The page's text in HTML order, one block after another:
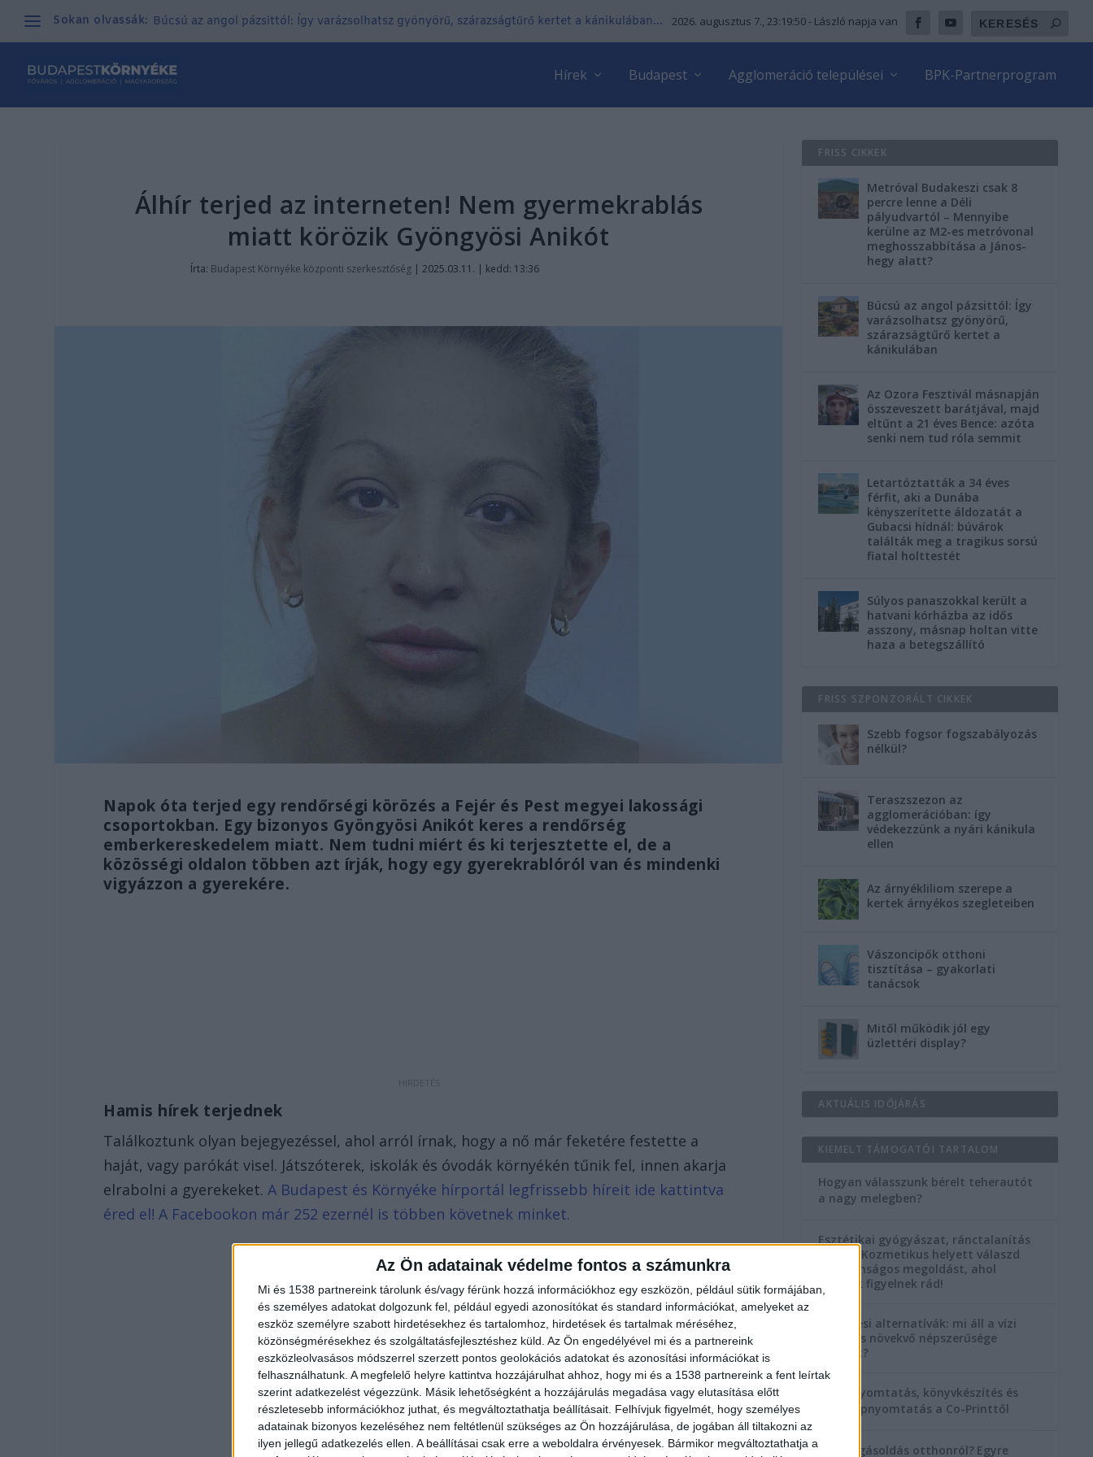
Az Ön adatainak védelme fontos a számunkra
Mi és 1538 partnereink tárolunk és/vagy férünk hozzá információkhoz egy eszközön, például sütik formájában,
és személyes adatokat dolgozunk fel, például egyedi azonosítókat és standard információkat, amelyeket az
eszköz személyre szabott hirdetésekhez és tartalomhoz, hirdetések és tartalmak méréséhez,
közönségmérésekhez és szolgáltatásfejlesztéshez küld. Az Ön engedélyével mi és a partnereink
eszközleolvasásos módszerrel szerzett pontos geolokációs adatokat és azonosítási információkat is
felhasználhatunk. A megfelelő helyre kattintva hozzájárulhat ahhoz, hogy mi és a 1538 partnereink a fent leírtak
szerint adatkezelést végezzünk. Másik lehetőségként a hozzájárulás megadása vagy elutasítása előtt
részletesebb információkhoz juthat, és megváltoztathatja beállításait. Felhívjuk figyelmét, hogy személyes
adatainak bizonyos kezeléséhez nem feltétlenül szükséges az Ön hozzájárulása, de jogában áll tiltakozni az
ilyen jellegű adatkezelés ellen. A beállításai csak erre a weboldalra érvényesek. Bármikor megváltoztathatja a
Sokan olvassák: Búcsú az angol pázsittól: Így varázsolhatsz gyönyörű, szárazságtűrő kertet a kánikulában... 2026. augusztus 7., 23:19:51 - László napja van
Hírek Budapest Agglomeráció települései BPK-Partnerprogram
Álhír terjed az interneten! Nem gyermekrablás
miatt körözik Gyöngyösi Anikót
Írta: Budapest Környéke központi szerkesztőség| 2025.03.11. | kedd: 13:36
Napok óta terjed egy rendőrségi körözés a Fejér és Pest megyei lakossági
csoportokban. Egy bizonyos Gyöngyösi Anikót keres a rendőrség
emberkereskedelem miatt. Nem tudni miért és ki terjesztette el, de a
közösségi oldalon többen azt írják, hogy egy gyerekrablóról van és mindenki
vigyázzon a gyerekére.
Hamis hírek terjednek
Találkoztunk olyan bejegyezéssel, ahol arról írnak, hogy a nő már feketére festette a
haját, vagy parókát visel. Játszóterek, iskolák és óvodák környékén tűnik fel, innen akarja
elrabolni a gyerekeket.A Budapest és Környéke hírportál legfrissebb híreit ide kattintva
éred el! A Facebookon már 252 ezernél is többen követnek minket.
FRISS CIKKEK
Metróval Budakeszi csak 8
percre lenne a Déli
pályudvartól – Mennyibe
kerülne az M2-es metróvonal
meghosszabbítása a János-
hegy alatt?
Búcsú az angol pázsittól: Így
varázsolhatsz gyönyörű,
szárazságtűrő kertet a
kánikulában
Az Ozora Fesztivál másnapján
összeveszett barátjával, majd
eltűnt a 21 éves Bence: azóta
senki nem tud róla semmit
Letartóztatták a 34 éves
férfit, aki a Dunába
kényszerítette áldozatát a
Gubacsi hídnál: búvárok
találták meg a tragikus sorsú
fiatal holttestét
Súlyos panaszokkal került a
hatvani kórházba az idős
asszony, másnap holtan vitte
haza a betegszállító
FRISS SZPONZORÁLT CIKKEK
Szebb fogsor fogszabályozás
nélkül?
Teraszszezon az
agglomerációban: így
védekezzünk a nyári kánikula
ellen
Az árnyékliliom szerepe a
kertek árnyékos szegleteiben
Vászoncipők otthoni
tisztítása – gyakorlati
tanácsok
Mitől működik jól egy
üzlettéri display?
AKTUÁLIS IDŐJÁRÁS
KIEMELT TÁMOGATÓI TARTALOM
Hogyan válasszunk bérelt teherautót
a nagy melegben?
Esztétikai gyógyászat, ránctalanítás
Budán! Kozmetikus helyett válaszd
a biztonságos megoldást, ahol
orvosok figyelnek rád!
Temetési alternatívák: mi áll a vízi
temetés növekvő népszerűsége
mögött?
Könyvnyomtatás, könyvkészítés és
szórólapnyomtatás a Co-Printtől
Szorongásoldás otthonról? Egyre